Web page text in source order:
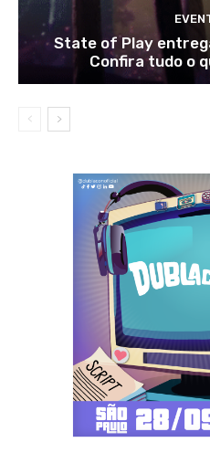
State of Play
Confira tudo o